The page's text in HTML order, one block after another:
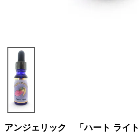
アンジェリック 「ハート ライ